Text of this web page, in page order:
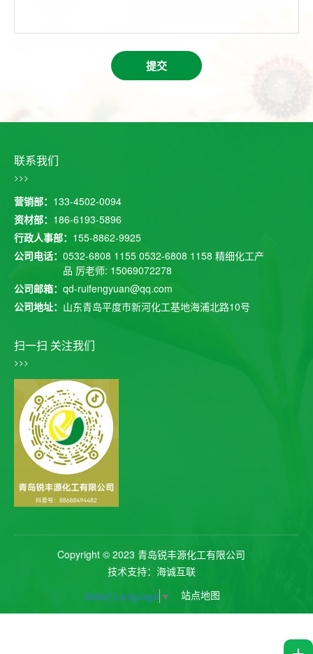
提交
联系我们
>>>
营销部： 133-4502-0094
资材部： 186-6193-5896
行政人事部： 155-8862-9925
公司电话： 0532-6808 1155 0532-6808 1158 精细化工产
品 厉老师: 15069072278
公司邮箱： qd-ruifengyuan@qq.com
公司地址： 山东青岛平度市新河化工基地海浦北路10号
扫一扫 关注我们
>>>
Copyright © 2023 青岛锐丰源化工有限公司
技术支持：海诚互联
Select Language ▼ 站点地图